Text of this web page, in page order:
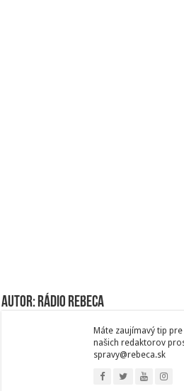
Autor: Rádio Rebeca
Máte zaujímavý tip
našich redaktorov
spravy@rebeca.sk